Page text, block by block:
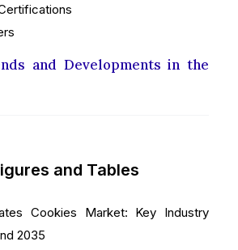
and Developments in the
and Tables
Cookies Market: Key Industry
2035